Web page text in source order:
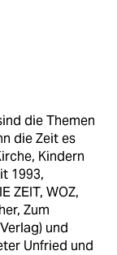
die Themen
die Zeit es
Kindern
1993,
ZEIT, WOZ,
Zum
und
Unfried und